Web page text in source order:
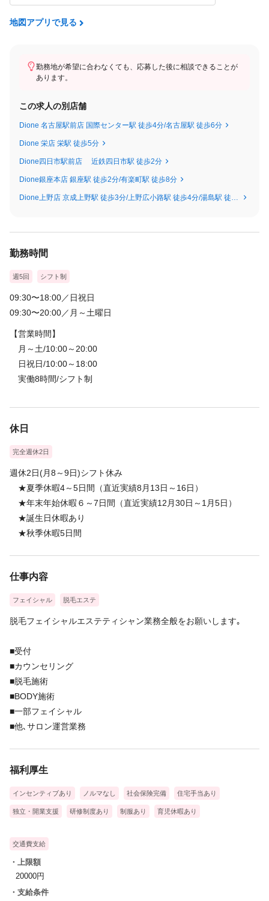
試用期間が終わりましたら各歩合が付きます。
※商品歩合
希望者はカウンセラーになることもできます。
その後ご自身の強みを生かして
サロンマネジメント
サロン管理
化粧品開発
と様々なステップをご用意しています。
ライフワークバランスを考えて働きたい方やバリバリ稼ぎたい方
地図アプリで見る
勤務地が希望に合わなくても、応募した後に相談できることが
あります。
この求人の別店舗
Dione 名古屋駅前店 国際センター駅 徒歩4分/名古屋駅 徒歩6分
Dione 栄店 栄駅 徒歩5分
Dione四日市駅前店 近鉄四日市駅 徒歩2分
Dione銀座本店 銀座駅 徒歩2分/有楽町駅 徒歩8分
Dione上野店 京成上野駅 徒歩3分/上野広小路駅 徒歩4分/湯島駅 徒歩5分/上野駅 徒歩9分
勤務時間
週5回 シフト制
09:30〜18:00／日祝日
09:30〜20:00／月～土曜日
【営業時間】
月～土/10:00～20:00
日祝日/10:00～18:00
実働8時間/シフト制
休日
完全週休2日
週休2日(月8～9日)シフト休み
★夏季休暇4～5日間（直近実績8月13日～16日）
★年末年始休暇６～7日間（直近実績12月30日～1月5日）
★誕生日休暇あり
★秋季休暇5日間
仕事内容
フェイシャル 脱毛エステ
脱毛フェイシャルエステティシャン業務全般をお願いします｡
■受付
■カウンセリング
■脱毛施術
■BODY施術
■一部フェイシャル
■他､サロン運営業務
福利厚生
インセンティブあり ノルマなし 社会保険完備 住宅手当あり
独立・開業支援 研修制度あり 制服あり 育児休暇あり
交通費支給
・上限額
20000円
・支給条件